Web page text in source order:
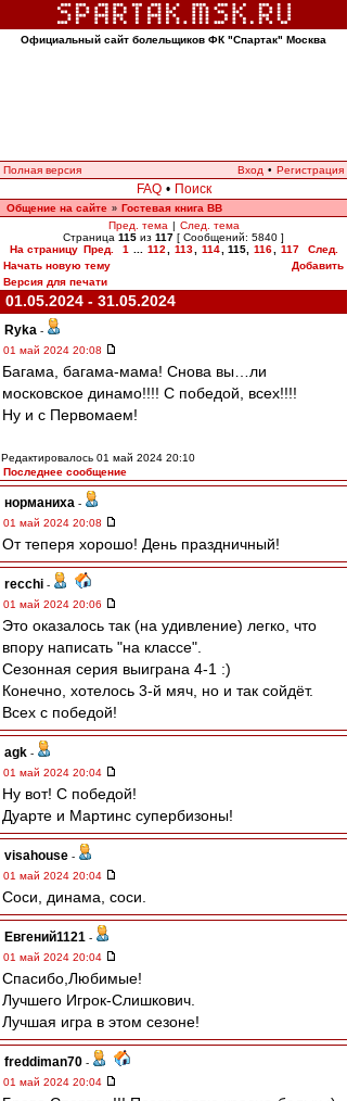
Официальный сайт болельщиков ФК "Спартак" Москва
Полная версия Вход • Регистрация
FAQ • Поиск
Общение на сайте » Гостевая книга ВВ
Пред. тема | След. тема
Страница 115 из 117 [ Сообщений: 5840 ]
На страницу Пред. 1 112 113 114 115, 116 117
След.
Начать новую тему
Добавить
Версия для печати
01.05.2024 - 31.05.2024
Ryka -
01 май 2024 20:08
Багама, багама-мама! Снова вы…ли
московское динамо!!!! С победой, всех!!!!
Ну и с Первомаем!
Редактировалось 01 май 2024 20:10
Последнее сообщение
норманиха -
01 май 2024 20:08
От теперя хорошо! День праздничный!
recchi -
01 май 2024 20:06
Это оказалось так (на удивление) легко, что
впору написать "на классе".
Сезонная серия выиграна 4-1 :)
Конечно, хотелось 3-й мяч, но и так сойдёт.
Всех с победой!
agk -
01 май 2024 20:04
Ну вот! С победой!
Дуарте и Мартинс супербизоны!
visahouse -
01 май 2024 20:04
Соси, динама, соси.
Евгений1121 -
01 май 2024 20:04
Спасибо,Любимые!
Лучшего Игрок-Слишкович.
Лучшая игра в этом сезоне!
freddiman70 -
01 май 2024 20:04